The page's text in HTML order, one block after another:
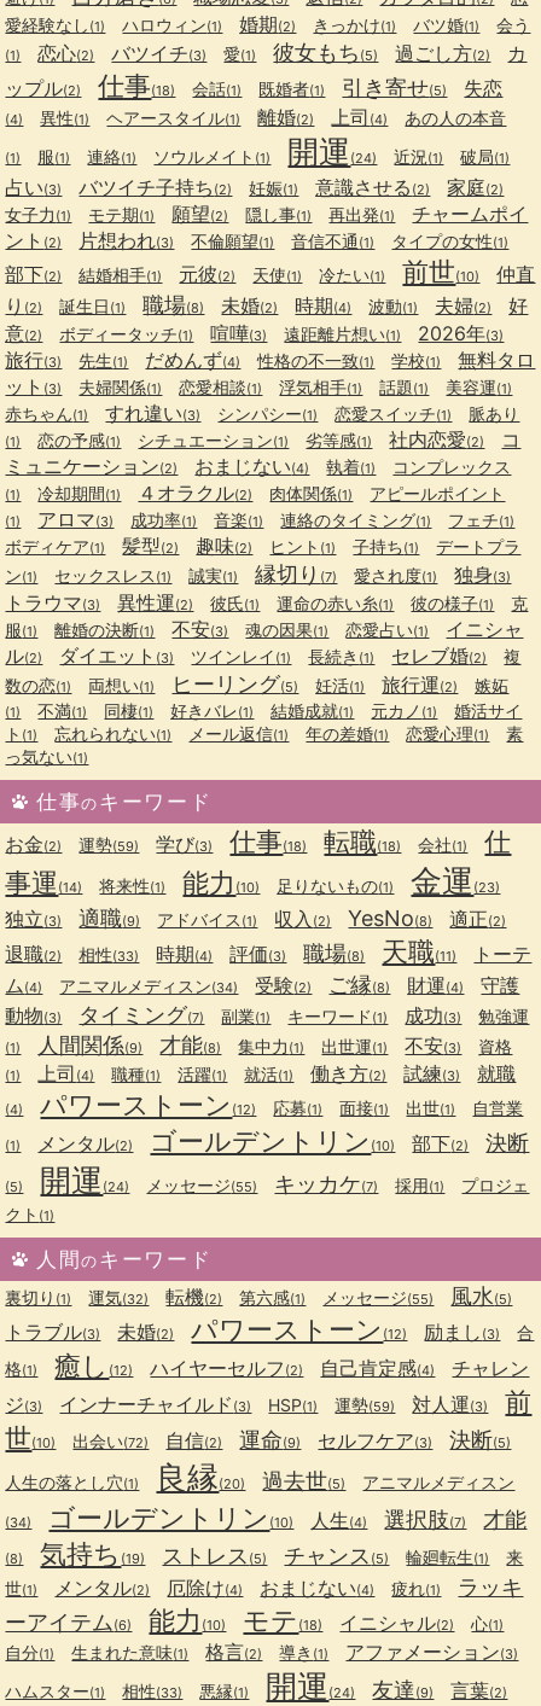
愛経験なし (1) ハロウィン(1) 婚期(2) きっかけ(1) バツ婚(1) 会う
(1) 恋心(2) バツイチ(3) 愛(1) 彼女もち (5) 過ごし方(2)
カ
ップル(2) 仕事(18) 会話(1) 既婚者(1) 引き寄せ(5) 失恋
(4) 異性(1) ヘアースタイル(1) 離婚(2) 上司 (4) あの人の本音
(1) 服(1) 連絡(1) ソウルメイト (1) 開運 (24) 近況 (1) 破局(1)
占い(3) バツイチ子持ち (2) 妊娠(1) 意識させる (2) 家庭(2)
女子力 (1) モテ期(1) 願望(2) 隠し事(1) 再出発(1)
チャームポイ
ント (2) 片想われ(3) 不倫願望(1) 音信不通 (1) タイプの女性(1)
部下(2) 結婚相手(1) 元彼(2) 天使(1) 冷たい(1) 前世(10)
仲直
り (2) 誕生日 (1) 職場(8) 未婚(2) 時期(4) 波動(1) 夫婦(2)
好
意(2) ボディータッチ(1) 喧嘩(3) 遠距離片想い(1) 2026年(3)
旅行(3) 先生(1) だめんず(4) 性格の不一致(1) 学校(1)
無料タロ
ット (3) 夫婦関係(1) 恋愛相談(1) 浮気相手(1) 話題(1) 美容運(1)
赤ちゃん(1) すれ違い(3) シンパシー(1) 恋愛スイッチ(1) 脈あり
(1) 恋の予感(1) シチュエーション(1) 劣等感(1) 社内恋愛(2)
コ
ミュニケーション(2) おまじない(4) 執着(1) コンプレックス
(1) 冷却期間(1) ４オラクル(2) 肉体関係(1) アピールポイント
(1) アロマ(3) 成功率(1) 音楽(1) 連絡のタイミング(1) フェチ(1)
ボディケア(1) 髪型(2) 趣味(2) ヒント (1) 子持ち(1)
デートプラ
ン(1) セックスレス (1) 誠実(1) 縁切り (7) 愛され度(1) 独身(3)
トラウマ(3) 異性運(2) 彼氏(1) 運命の赤い糸(1) 彼の様子(1)
克
服(1) 離婚の決断(1) 不安(3) 魂の因果(1) 恋愛占い(1)
イニシャ
ル(2) ダイエット (3) ツインレイ (1) 長続き (1) セレブ婚(2)
複
数の恋(1) 両想い(1) ヒーリング(5) 妊活(1) 旅行運(2) 嫉妬
(1) 不満(1) 同棲(1) 好きバレ(1) 結婚成就(1) 元カノ (1)
婚活サイ
ト (1) 忘れられない(1) メール返信(1) 年の差婚(1) 恋愛心理(1)
素
っ気ない(1)
仕事のキーワード
お金(2) 運勢(59) 学び(3) 仕事(18) 転職(18) 会社(1)
仕
事運 (14) 将来性(1) 能力 (10) 足りないもの(1) 金運 (23)
独立(3) 適職(9) アドバイス (1) 収入 (2) YesNo(8) 適正(2)
退職(2) 相性(33) 時期(4) 評価(3) 職場(8) 天職(11)
トーテ
ム (4) アニマルメディスン(34) 受験(2) ご縁(8) 財運(4)
守護
動物(3) タイミング(7) 副業(1) キーワード (1) 成功(3) 勉強運
(1) 人間関係(9) 才能(8) 集中力 (1) 出世運(1) 不安(3) 資格
(1) 上司 (4) 職種(1) 活躍(1) 就活(1) 働き方(2) 試練(3) 就職
(4) パワーストーン (12) 応募(1) 面接(1) 出世(1) 自営業
(1) メンタル(2) ゴールデントリン (10) 部下(2) 決断
(5) 開運 (24) メッセージ(55) キッカケ(7) 採用(1)
プロジェ
クト (1)
人間のキーワード
裏切り (1) 運気(32) 転機(2) 第六感(1) メッセージ(55) 風水(5)
トラブル(3) 未婚(2) パワーストーン (12) 励まし (3)
合
格(1) 癒し (12) ハイヤーセルフ (2) 自己肯定感(4)
チャレン
ジ(3) インナーチャイルド (3) HSP(1) 運勢(59) 対人運(3)
前
世(10) 出会い(72) 自信(2) 運命(9) セルフケア(3) 決断(5)
人生の落とし穴(1) 良縁(20) 過去世(5) アニマルメディスン
(34) ゴールデントリン (10) 人生(4) 選択肢(7) 才能
(8) 気持ち (19) ストレス (5) チャンス (5) 輪廻転生(1)
来
世(1) メンタル(2) 厄除け(4) おまじない(4) 疲れ(1)
ラッキ
ーアイテム (6) 能力 (10) モテ (18) イニシャル(2) 心(1)
自分(1) 生まれた意味(1) 格言(2) 導き (1) アファメーション(3)
ハムスター(1) 相性(33) 悪縁(1) 開運 (24) 友達 (9) 言葉(2)